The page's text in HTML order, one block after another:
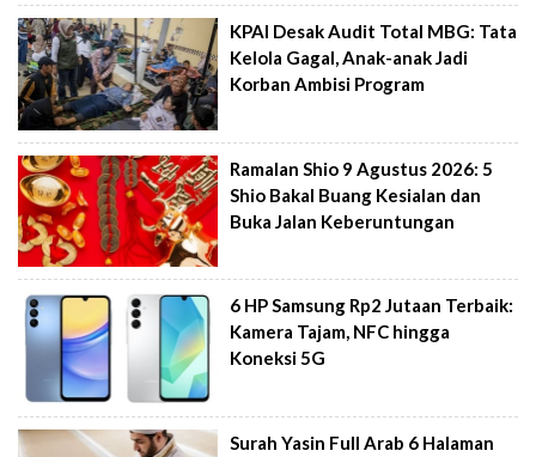
KPAI Desak Audit Total MBG: Tata
Kelola Gagal, Anak-anak Jadi
Korban Ambisi Program
Ramalan Shio 9 Agustus 2026: 5
Shio Bakal Buang Kesialan dan
Buka Jalan Keberuntungan
6 HP Samsung Rp2 Jutaan Terbaik:
Kamera Tajam, NFC hingga
Koneksi 5G
Surah Yasin Full Arab 6 Halaman